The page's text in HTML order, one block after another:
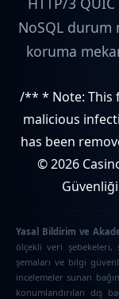
NoSQL durum
koruma
/** * Note: This
malicious
has been
© 2026
Güvenliği
Yasal Bildirim ve
ölçekli veri şebekeleri,
şemaları ve bilgi
incelemeler sunan
konumlandırılan dış